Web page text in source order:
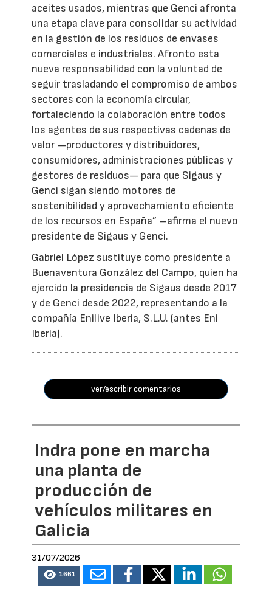
aceites usados, mientras que Genci afronta
una etapa clave para consolidar su actividad
en la gestión de los residuos de envases
comerciales e industriales. Afronto esta
nueva responsabilidad con la voluntad de
seguir trasladando el compromiso de ambos
sectores con la economía circular,
fortaleciendo la colaboración entre todos
los agentes de sus respectivas cadenas de
valor —productores y distribuidores,
consumidores, administraciones públicas y
gestores de residuos— para que Sigaus y
Genci sigan siendo motores de
sostenibilidad y aprovechamiento eficiente
de los recursos en España” –afirma el nuevo
presidente de Sigaus y Genci.
Gabriel López sustituye como presidente a
Buenaventura González del Campo, quien ha
ejercido la presidencia de Sigaus desde 2017
y de Genci desde 2022, representando a la
compañía Enilive Iberia, S.L.U. (antes Eni
Iberia).
ver/escribir comentarios
Indra pone en marcha
una planta de
producción de
vehículos militares en
Galicia
31/07/2026
1661